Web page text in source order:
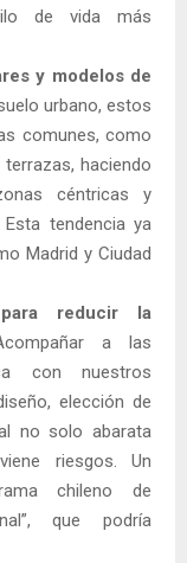
de vida más
y modelos de
urbano, estos
comunes, como
haciendo
céntricas y
tendencia ya
Madrid y Ciudad
reducir la
a las
con nuestros
elección de
no solo abarata
riesgos. Un
chileno de
que podría